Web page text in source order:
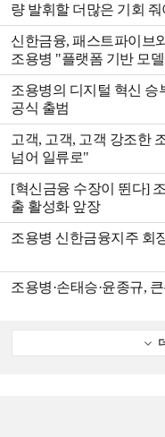
량 발휘할 더많은 기회
신한금융, 패스트파이브
조용병 "플랫폼 기반 모
조용병의 디지털 혁신 승
공식 출범
고객, 고객, 고객 강조한
넘어 일류로"
[혁신금융 수장이 뛴다]
출 활성화 앞장
조용병 신한금융지주 회
조용병·손태승·윤종규,